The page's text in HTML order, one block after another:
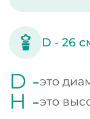
D -26
D -это
H -это